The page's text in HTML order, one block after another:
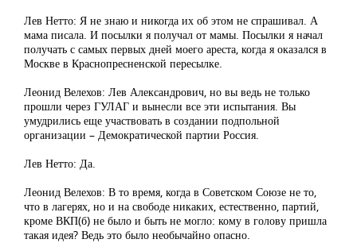
Лев Нетто: Я не знаю и никогда их об этом не спрашивал. А
мама писала. И посылки я получал от мамы. Посылки я начал
получать с самых первых дней моего ареста, когда я оказался в
Москве в Краснопресненской пересылке.
Леонид Велехов: Лев Александрович, но вы ведь не только
прошли через ГУЛАГ и вынесли все эти испытания. Вы
умудрились еще участвовать в создании подпольной
организации – Демократической партии Россия.
Лев Нетто: Да.
Леонид Велехов: В то время, когда в Советском Союзе не то,
что в лагерях, но и на свободе никаких, естественно, партий,
кроме ВКП(б) не было и быть не могло: кому в голову пришла
такая идея? Ведь это было необычайно опасно.